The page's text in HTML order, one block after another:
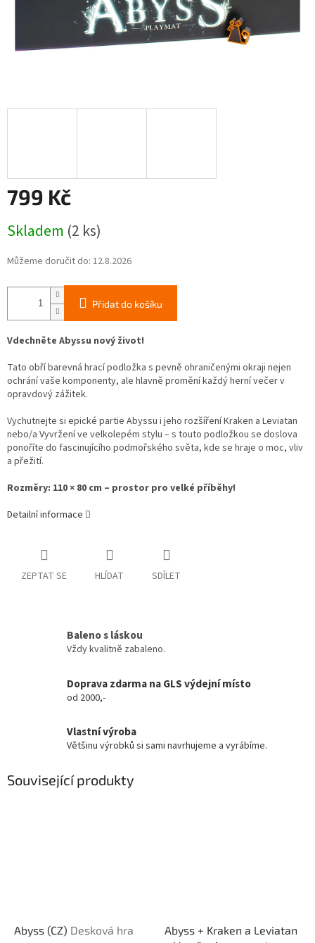
799 Kč
cena:
Skladem (2 ks)
Můžeme doručit do: 12.8.2026
Přidat do košíku
Vdechněte Abyssu nový život!
Tato obří barevná hrací podložka s pevně ohraničenými okraji nejen
ochrání vaše komponenty, ale hlavně promění každý herní večer v
opravdový zážitek.
Vychutnejte si epické partie Abyssu i jeho rozšíření Kraken a Leviatan
nebo/a Vyvržení ve velkolepém stylu – s touto podložkou se doslova
ponoříte do fascinujícího podmořského světa, kde se hraje o moc, vliv
a přežití.
Rozměry: 110 × 80 cm – prostor pro velké příběhy!
Detailní informace
ZEPTAT SE HLÍDAT SDÍLET
Baleno s láskou
Vždy kvalitně zabaleno.
Doprava zdarma na GLS výdejní místo
od 2000,-
Vlastní výroba
Většinu výrobků si sami navrhujeme a vyrábíme.
Související produkty
Abyss (CZ) Desková hra
Abyss + Kraken a Leviatan